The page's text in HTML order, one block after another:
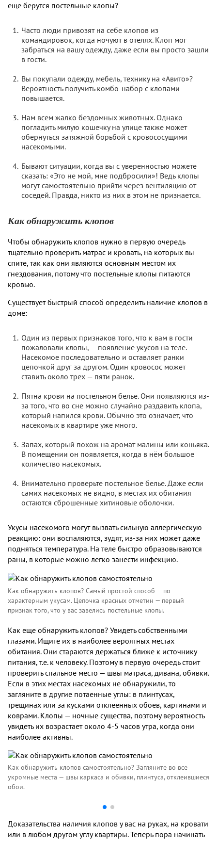
еще берутся постельные клопы?
Часто люди привозят на себе клопов из
командировок, когда ночуют в отелях. Клоп мог
забраться на вашу одежду, даже если вы просто зашли
в гости.
Вы покупали одежду, мебель, технику на «Авито»?
Вероятность получить комбо-набор с клопами
повышается.
Нам всем жалко бездомных животных. Однако
погладить милую кошечку на улице также может
обернуться затяжной борьбой с кровососущими
насекомыми.
Бывают ситуации, когда вы с уверенностью можете
сказать: «Это не мой, мне подбросили»! Ведь клопы
могут самостоятельно прийти через вентиляцию от
соседей. Правда, никто из них в этом не признается.
Как обнаружить клопов
Чтобы обнаружить клопов нужно в первую очередь
тщательно проверить матрас и кровать, на которых вы
спите, так как они являются основным местом их
гнездования, потому что постельные клопы питаются
кровью.
Существует быстрый способ определить наличие клопов в
доме:
Один из первых признаков того, что к вам в гости
пожаловали клопы, — появление укусов на теле.
Насекомое последовательно и оставляет ранки
цепочкой друг за другом. Один кровосос может
ставить около трех — пяти ранок.
Пятна крови на постельном белье. Они появляются из-
за того, что во сне можно случайно раздавить клопа,
который напился крови. Обычно это означает, что
насекомых в квартире уже много.
Запах, который похож на аромат малины или коньяка.
В помещении он появляется, когда в нём большое
количество насекомых.
Внимательно проверьте постельное белье. Даже если
самих насекомых не видно, в местах их обитания
остаются сброшенные хитиновые оболочки.
Укусы насекомого могут вызвать сильную аллергическую
реакцию: они воспаляются, зудят, из-за них может даже
подняться температура. На теле быстро образовываются
раны, в которые можно легко занести инфекцию.
Как обнаружить клопов? Самый простой способ — по
характерным укусам. Цепочка красных отметин — первый
признак того, что у вас завелись постельные клопы.
Как еще обнаружить клопов? Увидеть собственными
глазами. Ищите их в наиболее вероятных местах
обитания. Они стараются держаться ближе к источнику
питания, т.е. к человеку. Поэтому в первую очередь стоит
проверить спальное место — швы матраса, дивана, обивки.
Если в этих местах насекомых не обнаружили, то
загляните в другие потаенные углы: в плинтусах,
трещинах или за кусками отклеенных обоев, картинами и
коврами. Клопы — ночные существа, поэтому вероятность
увидеть их возрастает около 4-5 часов утра, когда они
наиболее активны.
Как обнаружить клопов самостоятельно? Загляните во все
укромные места — швы каркаса и обивки, плинтуса, отклеившиеся
обои.
Доказательства наличия клопов у вас на руках, на кровати
или в любом другом углу квартиры. Теперь пора начинать